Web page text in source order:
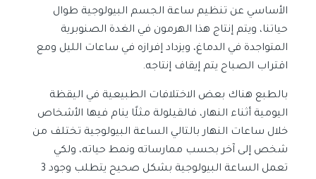
الأساسي عن تنظيم ساعة الجسم البيولوجية طوال
حياتنا، ويتم إنتاج هذا الهرمون في الغدة الصنوبرية
المتواجدة في الدماغ، ويزداد إفرازه في ساعات الليل ومع
اقتراب الصباح يتم إيقاف إنتاجه.
بالطبع هناك بعض الاختلافات الطبيعية في اليقظة
اليومية أثناء النهار، فالقيلولة مثلًا ينام فيها الأشخاص
خلال ساعات النهار بالتالي الساعة البيولوجية تختلف من
شخص إلى آخر بحسب ممارساته ونمط حياته، ولكي
تعمل الساعة البيولوجية بشكل صحيح يتطلب وجود 3